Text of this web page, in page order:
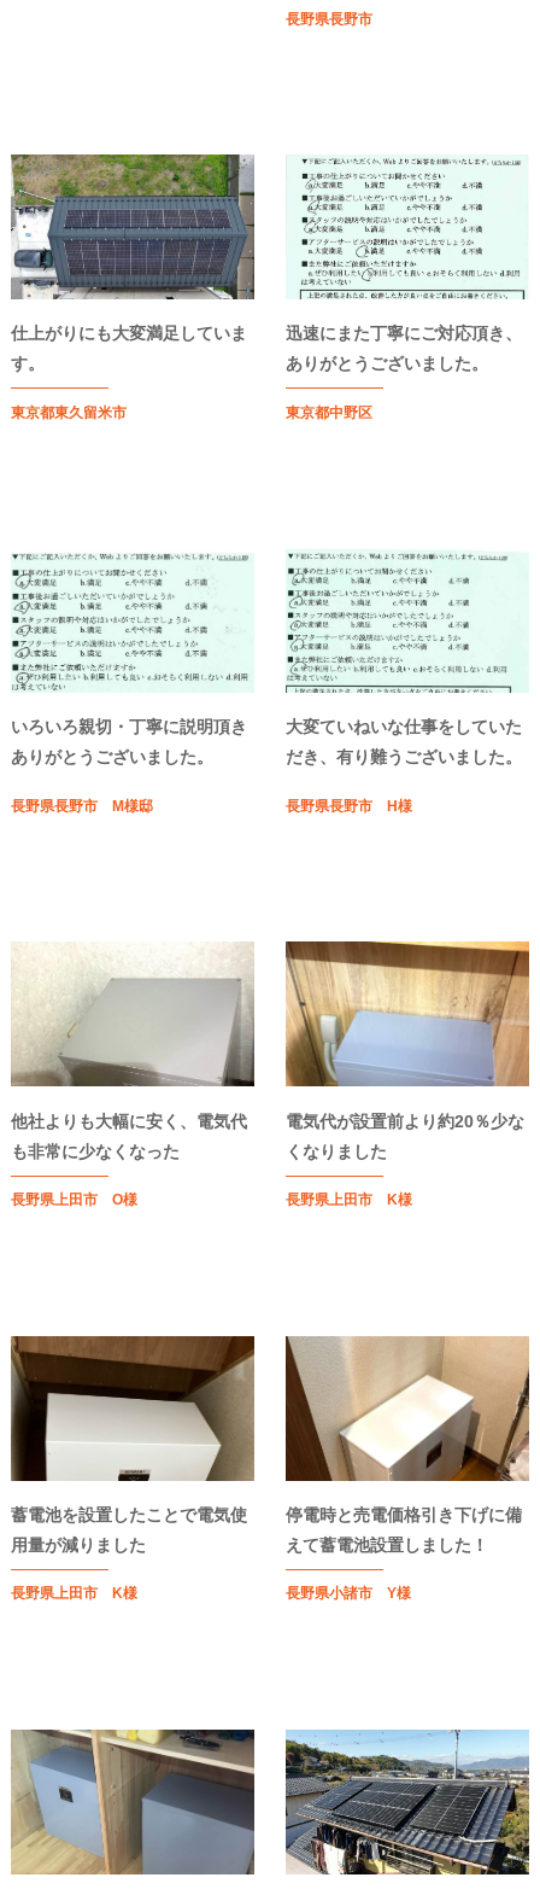
長野県長野市
仕上がりにも大変満足していま
す。
東京都東久留米市
迅速にまた丁寧にご対応頂き、
ありがとうございました。
東京都中野区
いろいろ親切・丁寧に説明頂き
ありがとうございました。
長野県長野市 M様邸
大変ていねいな仕事をしていた
だき、有り難うございました。
長野県長野市 H様
他社よりも大幅に安く、電気代
も非常に少なくなった
長野県上田市 O様
電気代が設置前より約20％少な
くなりました
長野県上田市 K様
蓄電池を設置したことで電気使
用量が減りました
長野県上田市 K様
停電時と売電価格引き下げに備
えて蓄電池設置しました！
長野県小諸市 Y様